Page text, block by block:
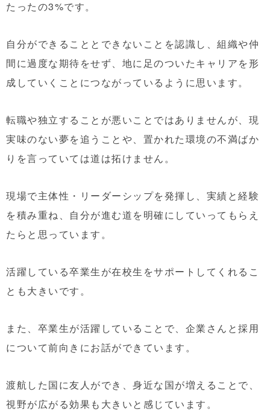
たったの3%です。
自分ができることとできないことを認識し、組織や仲
間に過度な期待をせず、地に足のついたキャリアを形
成していくことにつながっているように思います。
転職や独立することが悪いことではありませんが、現
実味のない夢を追うことや、置かれた環境の不満ばか
りを言っていては道は拓けません。
現場で主体性・リーダーシップを発揮し、実績と経験
を積み重ね、自分が進む道を明確にしていってもらえ
たらと思っています。
活躍している卒業生が在校生をサポートしてくれるこ
とも大きいです。
また、卒業生が活躍していることで、企業さんと採用
について前向きにお話ができています。
渡航した国に友人ができ、身近な国が増えることで、
視野が広がる効果も大きいと感じています。